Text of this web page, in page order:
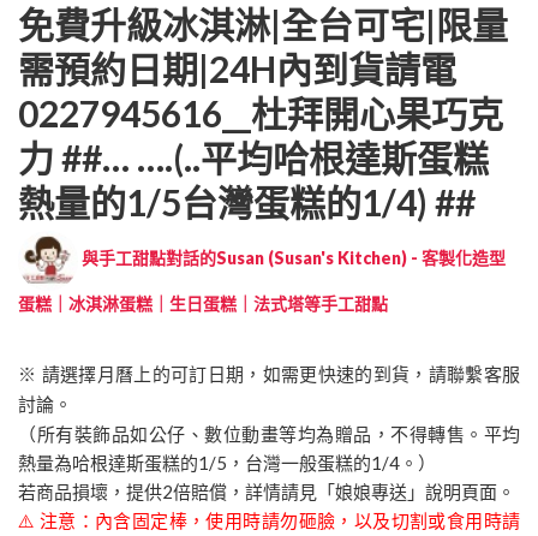
免費升級冰淇淋|全台可宅|限量
需預約日期|24H內到貨請電
0227945616__杜拜開心果巧克
力 ##… ….(..平均哈根達斯蛋糕
熱量的1/5台灣蛋糕的1/4) ##
與手工甜點對話的Susan (Susan's Kitchen) - 客製化造型
蛋糕｜冰淇淋蛋糕｜生日蛋糕｜法式塔等手工甜點
※ 請選擇月曆上的可訂日期，如需更快速的到貨，請聯繫客服
討論。
（所有裝飾品如公仔、數位動畫等均為贈品，不得轉售。平均
熱量為哈根達斯蛋糕的1/5，台灣一般蛋糕的1/4。）
若商品損壞，提供2倍賠償，詳情請見「娘娘專送」說明頁面。
⚠️ 注意：內含固定棒，使用時請勿砸臉，以及切割或食用時請